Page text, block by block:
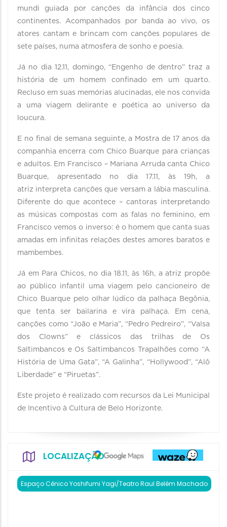
mundi guiada por canções da infância dos cinco
continentes. Acompanhados por banda ao vivo, os
atores cantam e brincam com canções populares de
sete países, numa atmosfera de sonho e poesia.
Já no dia 12.11, domingo, “Engenho de dentro” traz a
história de um homem confinado em um quarto.
Recluso em suas memórias alucinadas, ele nos convida
a uma viagem delirante e poética ao universo da
loucura.
E no final de semana seguinte, a Mostra de 17 anos da
companhia encerra com Chico Buarque para crianças
e adultos. Em Francisco – Mariana Arruda canta Chico
Buarque, apresentado no dia 17.11, às 19h, a
atriz interpreta canções que versam a lábia masculina.
Diferente do que acontece – cantoras interpretando
as músicas compostas com as falas no feminino, em
Francisco vemos o inverso: é o homem que canta suas
amadas em infinitas relações destes amores baratos e
mambembes.
Já em Para Chicos, no dia 18.11, às 16h, a atriz propõe
ao público infantil uma viagem pelo cancioneiro de
Chico Buarque pelo olhar lúdico da palhaça Begônia,
que tenta ser bailarina e vira palhaça. Em cena,
canções como “João e Maria”, “Pedro Pedreiro”, “Valsa
dos Clowns” e clássicos das trilhas de Os
Saltimbancos e Os Saltimbancos Trapalhões como “A
História de Uma Gata”, “A Galinha”, “Hollywood”, “Alô
Liberdade” e “Piruetas”.
Este projeto é realizado com recursos da Lei Municipal
de Incentivo à Cultura de Belo Horizonte.
LOCALIZAÇÃO
Espaço Cênico Yoshifumi Yagi/Teatro Raul Belém Machado